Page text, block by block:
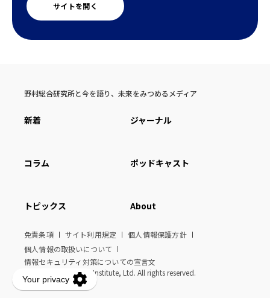
サイトを開く
野村総合研究所と今を語り、未来をみつめるメディア
新着 ジャーナル
コラム ポッドキャスト
トピックス About
免責条項 サイト利用規定
個人情報保護方針
個人情報の取扱いについて
情報セキュリティ対策についての宣言文
© Nomura Research Institute, Ltd. All rights reserved.